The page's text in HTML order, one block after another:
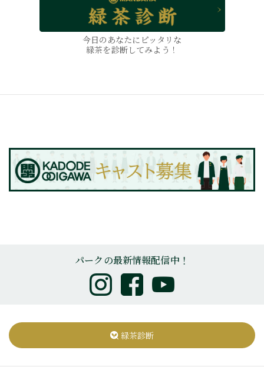
今日のあなたにピッタリな
緑茶を診断してみよう！
パークの最新情報配信中！
緑茶診断